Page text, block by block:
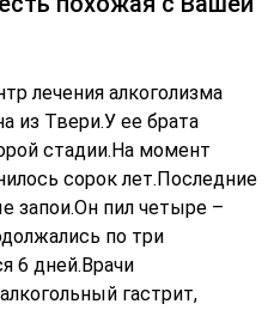
лечения алкоголизма
из Твери.У ее брата
стадии.На момент
сорок лет.Последние
запои.Он пил четыре –
по три
6 дней.Врачи
гастрит,